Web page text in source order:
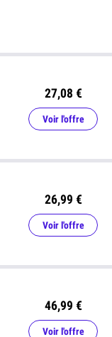
26,99 €
Voir l'offre
27,08 €
Voir l'offre
46,99 €
Voir l'offre